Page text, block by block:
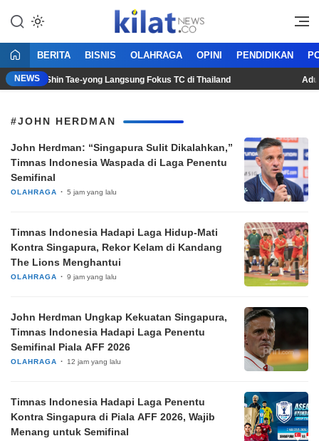
KilatNews.co
Mencerdaskan Anak Bangsa
BERITA BISNIS OLAHRAGA OPINI PENDIDIKAN
NEWSShin Tae-yong Langsung Fokus TC di Thailand Adu
#JOHN HERDMAN
John Herdman: “Singapura Sulit Dikalahkan,”
Timnas Indonesia Waspada di Laga Penentu
Semifinal
OLAHRAGA 5 jam yang lalu
Timnas Indonesia Hadapi Laga Hidup-Mati
Kontra Singapura, Rekor Kelam di Kandang
The Lions Menghantui
OLAHRAGA 9 jam yang lalu
John Herdman Ungkap Kekuatan Singapura,
Timnas Indonesia Hadapi Laga Penentu
Semifinal Piala AFF 2026
OLAHRAGA 12 jam yang lalu
Timnas Indonesia Hadapi Laga Penentu
Kontra Singapura di Piala AFF 2026, Wajib
Menang untuk Semifinal